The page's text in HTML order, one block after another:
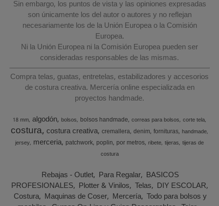
Sin embargo, los puntos de vista y las opiniones expresadas
son únicamente los del autor o autores y no reflejan
necesariamente los de la Unión Europea o la Comisión
Europea.
Ni la Unión Europea ni la Comisión Europea pueden ser
consideradas responsables de las mismas.
Compra telas, guatas, entretelas, estabilizadores y accesorios
de costura creativa. Mercería online especializada en
proyectos handmade.
18 mm algodón bolsos bolsos handmade correas para bolsos corte tela
costura costura creativa cremallera denim fornituras handmade
jersey merceria patchwork poplin por metros ribete tijeras tijeras de
costura
Rebajas - Outlet Para Regalar BASICOS
PROFESIONALES Plotter & Vinilos Telas DIY ESCOLAR
Costura Maquinas de Coser Mercería Todo para bolsos y